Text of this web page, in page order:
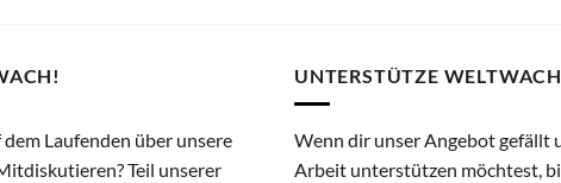
Laufenden über unsere
Teil unserer
UNTERSTÜTZE WELTWACH
Wenn dir unser Angebot gefällt
Arbeit unterstützen möchtest,